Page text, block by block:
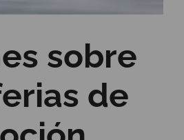
sobre
de